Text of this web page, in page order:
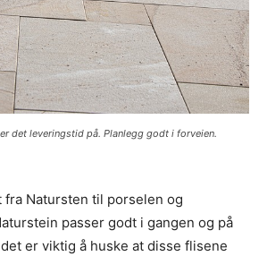
det leveringstid på. Planlegg godt i forveien.
fra Natursten til porselen og
passer godt i gangen og på
er viktig å huske at disse flisene